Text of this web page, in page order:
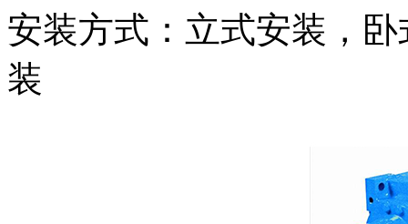
安装方式：立式安装，
装